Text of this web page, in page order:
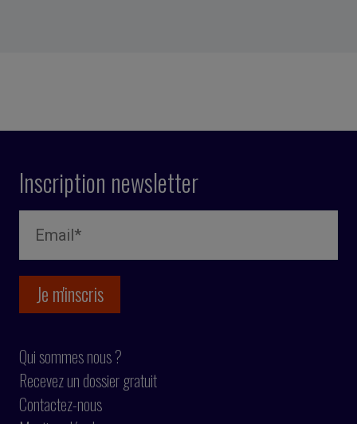
Inscription newsletter
Qui sommes nous ?
Recevez un dossier gratuit
Contactez-nous